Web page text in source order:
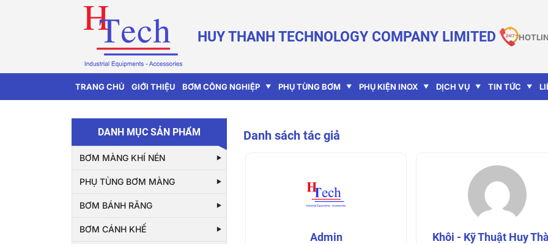
HUY THANH TECHNOLOGY COMPANY LIMITED
TRANG CHỦ GIỚI THIỆU BƠM CÔNG NGHIỆP PHỤ TÙNG BƠM PHỤ KIỆN INOX DỊCH VỤ TIN TỨC
DANH MỤC SẢN PHẨM
BƠM MÀNG KHÍ NÉN
PHỤ TÙNG BƠM MÀNG
BƠM BÁNH RĂNG
BƠM CÁNH KHẾ
Danh sách tác giả
Admin Khôi - Kỹ Thuật Huy